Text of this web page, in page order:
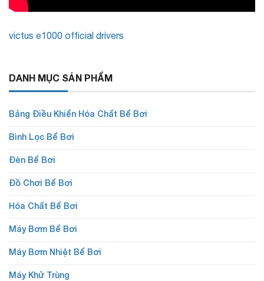
victus e1000 official drivers
DANH MỤC SẢN PHẨM
Bảng Điều Khiển Hóa Chất Bể Bơi
Bình Lọc Bể Bơi
Đèn Bể Bơi
Đồ Chơi Bể Bơi
Hóa Chất Bể Bơi
Máy Bơm Bể Bơi
Máy Bơm Nhiệt Bể Bơi
Máy Khử Trùng